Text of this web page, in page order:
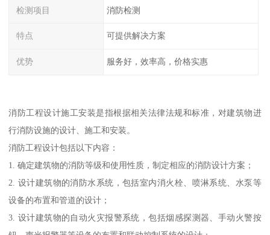
检测项目 消防检测
特点 可提供解决方案
优势 服务好，效率高，价格实惠
消防工程设计施工安装是指根据相关法律法规和标准，对建筑物进
行消防设施的设计、施工和安装。
消防工程设计包括以下内容：
1. 确定建筑物的消防等级和使用性质，制定相应的消防设计方案；
2. 设计建筑物的消防水系统，包括室内消火栓、喷淋系统、水泵等
设备的布置和管道的设计；
3. 设计建筑物的自动火灾报警系统，包括烟感探测器、手动火警按